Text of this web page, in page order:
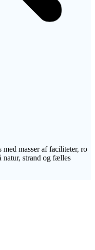
masser af faciliteter, ro
strand og fælles